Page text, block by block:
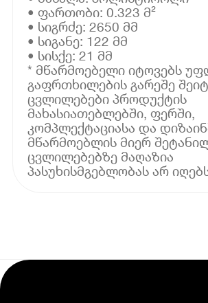
• ფართობი: 0.323 მ²
• სიგრძე: 2650 მმ
• სიგანე: 122 მმ
• სისქე: 21 მმ
* მწარმოებელი იტოვებს
გაფრთხილების გარეშე
ცვლილებები პროდუქტის
მახასიათებლებში, ფერში,
კომპლექტაციასა და
მწარმოებლის მიერ
ცვლილებებზე მაღაზია
პასუხისმგებლობას არ